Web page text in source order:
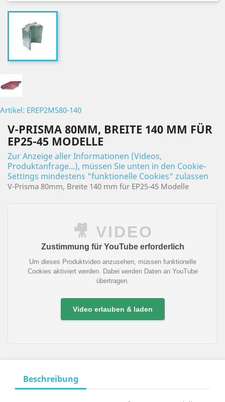
Artikel: EREP2MS80-140
V-PRISMA 80MM, BREITE 140 MM FÜR
EP25-45 MODELLE
Zur Anzeige aller Informationen (Videos,
Produktanfrage...), müssen Sie unten in den Cookie-
Settings mindestens "funktionelle Cookies" zulassen
V-Prisma 80mm, Breite 140 mm für EP25-45 Modelle
🎥 VIDEO
Zustimmung für YouTube erforderlich
Um dieses Produktvideo anzusehen, müssen funktionelle
Cookies aktiviert werden. Dabei werden Daten an YouTube
übertragen.
Video erlauben & laden
Beschreibung